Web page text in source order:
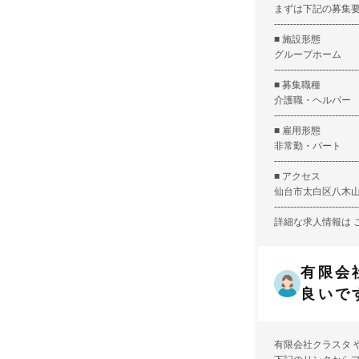
まずは下記の募集
■ 施設形態
グループホーム
■ 募集職種
介護職・ヘルパー
■ 雇用形態
非常勤・パート
■ アクセス
仙台市太白区八木
詳細な求人情報は
有限会
良いで
有限会社クラスタ